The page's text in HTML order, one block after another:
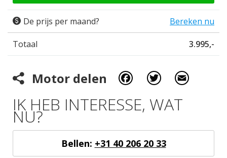
De prijs per maand? Bereken nu
Totaal 3.995,-
Motor delen Facebook Twitter
IK HEB INTERESSE, WAT
NU?
Bellen: +31 40 206 20 33